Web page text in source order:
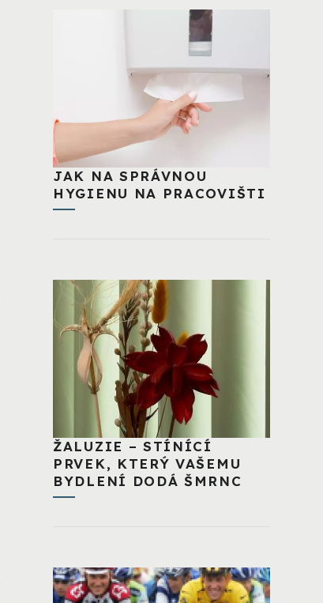
JAK NA SPRÁVNOU
HYGIENU NA PRACOVIŠTI
ŽALUZIE – STÍNÍCÍ
PRVEK, KTERÝ VAŠEMU
BYDLENÍ DODÁ ŠMRNC